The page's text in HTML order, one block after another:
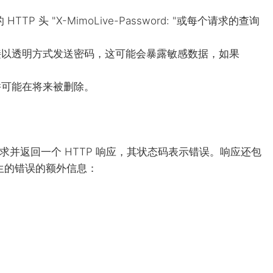
HTTP 头 "X-MimoLive-Password: "或每个请求的查询
透明方式发送密码，这可能会暴露敏感数据，如果
能在将来被删除。
并返回一个 HTTP 响应，其状态码表示错误。响应还包
错误的额外信息：